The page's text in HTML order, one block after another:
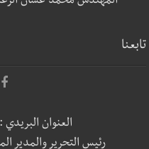
تابعنا
العنوان
رئيس التحرير والمدير